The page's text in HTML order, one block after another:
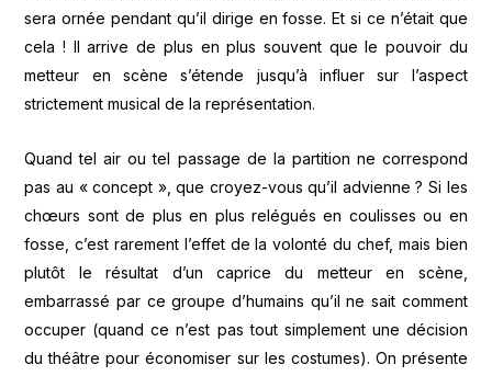
sera ornée pendant qu’il dirige en fosse. Et si ce n’était que
cela ! Il arrive de plus en plus souvent que le pouvoir du
metteur en scène s’étende jusqu’à influer sur l’aspect
strictement musical de la représentation.
Quand tel air ou tel passage de la partition ne correspond
pas au « concept », que croyez-vous qu’il advienne ? Si les
chœurs sont de plus en plus relégués en coulisses ou en
fosse, c’est rarement l’effet de la volonté du chef, mais bien
plutôt le résultat d’un caprice du metteur en scène,
embarrassé par ce groupe d’humains qu’il ne sait comment
occuper (quand ce n’est pas tout simplement une décision
du théâtre pour économiser sur les costumes). On présente